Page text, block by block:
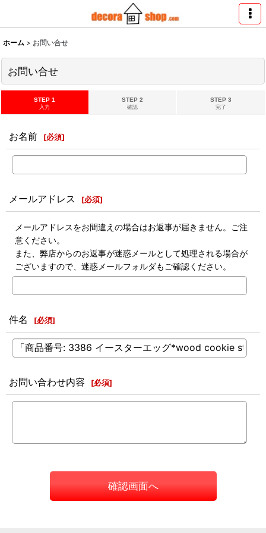
ホーム > お問い合せ
お問い合せ
STEP 1
入力
STEP 2
確認
STEP 3
完了
お名前 [必須]
メールアドレス [必須]
メールアドレスをお間違えの場合はお返事が届きません。ご注
意ください。
また、弊店からのお返事が迷惑メールとして処理される場合が
ございますので、迷惑メールフォルダもご確認ください。
件名 [必須]
お問い合わせ内容 [必須]
確認画面へ